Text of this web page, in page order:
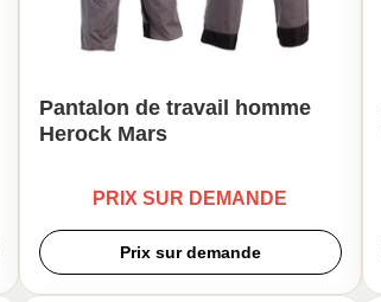
Pantalon de travail homme
Herock Mars
PRIX SUR DEMANDE
Prix sur demande